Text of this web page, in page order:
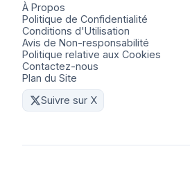
À Propos
Politique de Confidentialité
Conditions d'Utilisation
Avis de Non-responsabilité
Politique relative aux Cookies
Contactez-nous
Plan du Site
Suivre sur X